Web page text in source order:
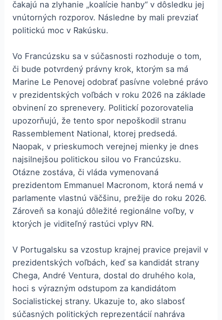
čakajú na zlyhanie „koalície hanby“ v dôsledku jej
vnútorných rozporov. Následne by mali prevziať
politickú moc v Rakúsku.
Vo Francúzsku sa v súčasnosti rozhoduje o tom,
či bude potvrdený právny krok, ktorým sa má
Marine Le Penovej odobrať pasívne volebné právo
v prezidentských voľbách v roku 2026 na základe
obvinení zo sprenevery. Politickí pozorovatelia
upozorňujú, že tento spor nepoškodil stranu
Rassemblement National, ktorej predsedá.
Naopak, v prieskumoch verejnej mienky je dnes
najsilnejšou politickou silou vo Francúzsku.
Otázne zostáva, či vláda vymenovaná
prezidentom Emmanuel Macronom, ktorá nemá v
parlamente vlastnú väčšinu, prežije do roku 2026.
Zároveň sa konajú dôležité regionálne voľby, v
ktorých je viditeľný rastúci vplyv RN.
V Portugalsku sa vzostup krajnej pravice prejavil v
prezidentských voľbách, keď sa kandidát strany
Chega, André Ventura, dostal do druhého kola,
hoci s výrazným odstupom za kandidátom
Socialistickej strany. Ukazuje to, ako slabosť
súčasných politických reprezentácií nahráva